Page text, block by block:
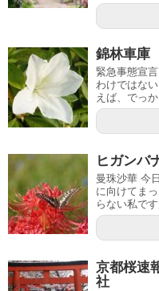
錦林車庫
緊急事態宣
わけではな
えば、でっ
ヒガンバ
曼珠沙華 今
に向けてま
らない私で
京都桜速
社